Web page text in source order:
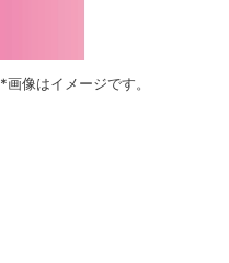
*画像はイメージです。